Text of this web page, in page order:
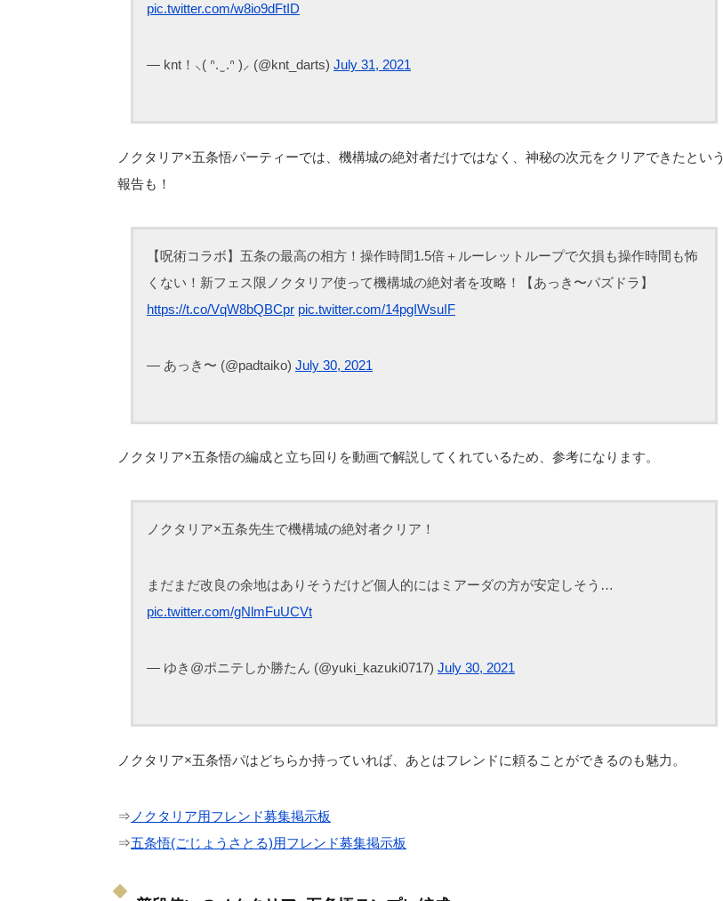
pic.twitter.com/w8io9dFtID
— knt！⸜( ᐢ. ̫ .ᐢ )⸝ (@knt_darts) July 31, 2021
ノクタリア×五条悟パーティーでは、機構城の絶対者だけではなく、神秘の次元をクリアできたという
報告も！
【呪術コラボ】五条の最高の相方！操作時間1.5倍＋ルーレットループで欠損も操作時間も怖
くない！新フェス限ノクタリア使って機構城の絶対者を攻略！【あっき〜パズドラ】
https://t.co/VqW8bQBCpr pic.twitter.com/14pgIWsuIF
— あっき〜 (@padtaiko) July 30, 2021
ノクタリア×五条悟の編成と立ち回りを動画で解説してくれているため、参考になります。
ノクタリア×五条先生で機構城の絶対者クリア！
まだまだ改良の余地はありそうだけど個人的にはミアーダの方が安定しそう…
pic.twitter.com/gNlmFuUCVt
— ゆき@ポニテしか勝たん (@yuki_kazuki0717) July 30, 2021
ノクタリア×五条悟パはどちらか持っていれば、あとはフレンドに頼ることができるのも魅力。
⇒ ノクタリア用フレンド募集掲示板
⇒五条悟(ごじょうさとる)用フレンド募集掲示板